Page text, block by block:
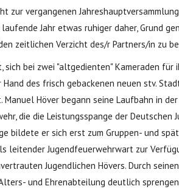
zur vergangenen
Jahr etwas ruhiger daher, Grund
zeitlichen Verzicht des/r Partners/in zu
sich bei zwei "altgedienten" Kameraden
des frisch gebackenen neuen stv.
Höver begann seine Laufbahn in
die die Leistungsspange der
bildete er sich erst zum Gruppen- und
Jugendfeuerwehrwart zur
Jugendlichen Hövers. Durch
und Ehrenabteilung deutlich